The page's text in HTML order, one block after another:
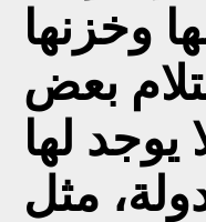
وخزنها
بعض
يوجد لها
مثل